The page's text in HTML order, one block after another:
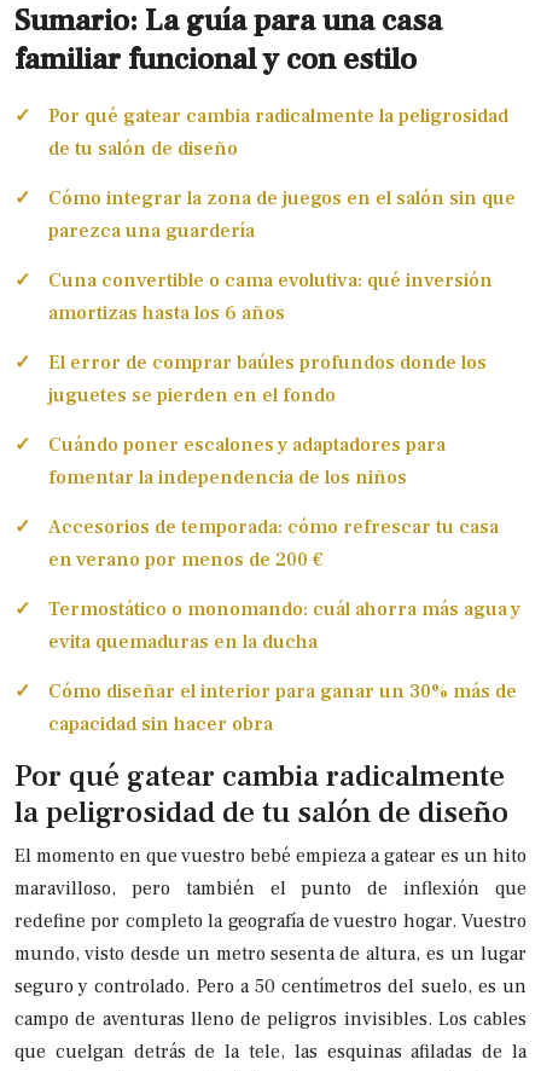
Sumario: La guía para una casa
familiar funcional y con estilo
Por qué gatear cambia radicalmente la peligrosidad
de tu salón de diseño
Cómo integrar la zona de juegos en el salón sin que
parezca una guardería
Cuna convertible o cama evolutiva: qué inversión
amortizas hasta los 6 años
El error de comprar baúles profundos donde los
juguetes se pierden en el fondo
Cuándo poner escalones y adaptadores para
fomentar la independencia de los niños
Accesorios de temporada: cómo refrescar tu casa
en verano por menos de 200 €
Termostático o monomando: cuál ahorra más agua y
evita quemaduras en la ducha
Cómo diseñar el interior para ganar un 30% más de
capacidad sin hacer obra
Por qué gatear cambia radicalmente
la peligrosidad de tu salón de diseño
El momento en que vuestro bebé empieza a gatear es un hito
maravilloso, pero también el punto de inflexión que
redefine por completo la geografía de vuestro hogar. Vuestro
mundo, visto desde un metro sesenta de altura, es un lugar
seguro y controlado. Pero a 50 centímetros del suelo, es un
campo de aventuras lleno de peligros invisibles. Los cables
que cuelgan detrás de la tele, las esquinas afiladas de la